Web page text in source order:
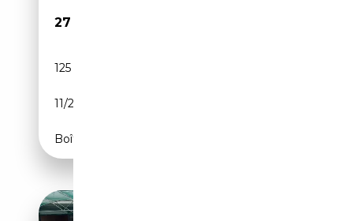
27 499€
125 000 km
11/2022
Boîte automatique